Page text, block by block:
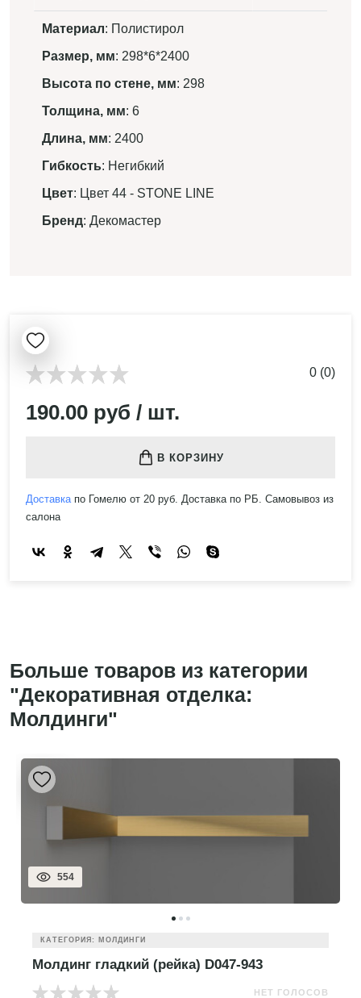
Материал: Полистирол
Размер, мм: 298*6*2400
Высота по стене, мм: 298
Толщина, мм: 6
Длина, мм: 2400
Гибкость: Негибкий
Цвет: Цвет 44 - STONE LINE
Бренд: Декомастер
0 (0)
190.00 руб / шт.
В КОРЗИНУ
Доставкапо Гомелю от 20 руб. Доставка по РБ. Самовывоз из
салона
Больше товаров из категории
"Декоративная отделка:
Молдинги"
554
КАТЕГОРИЯ: МОЛДИНГИ
Молдинг гладкий (рейка) D047-943
НЕТ ГОЛОСОВ